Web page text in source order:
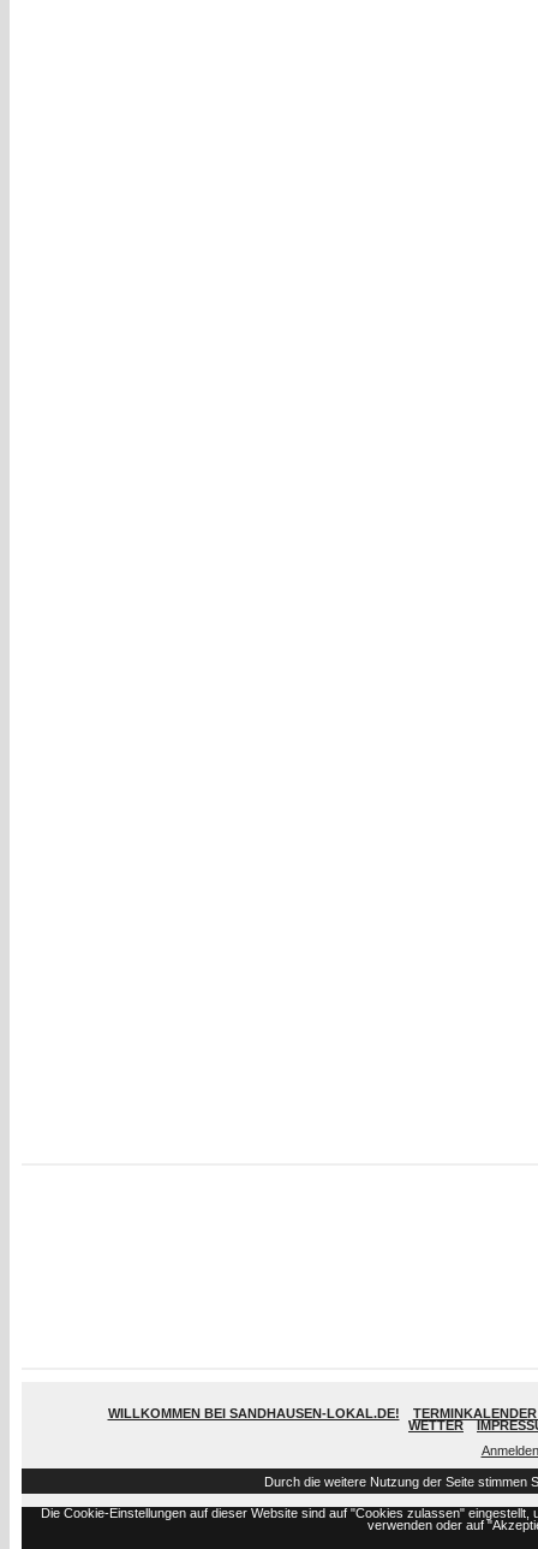
WILLKOMMEN BEI SANDHAUSEN-LOKAL.DE!
TERMINKALENDER
WETTER
Anmelden
Durch die weitere Nutzung der Seite stimmen
Die Cookie-Einstellungen auf dieser Website sind auf "Cookies zulassen"
verwenden oder auf